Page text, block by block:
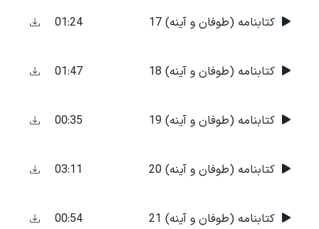
کتابنامه (طوفان و آینه) 17 01:24
کتابنامه (طوفان و آینه) 18 01:47
کتابنامه (طوفان و آینه) 19 00:35
کتابنامه (طوفان و آینه) 20 03:11
کتابنامه (طوفان و آینه) 21 00:54